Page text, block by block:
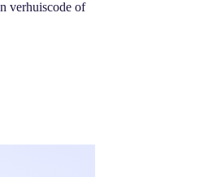
verhuiscode of